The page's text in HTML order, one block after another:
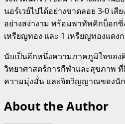
นอร์เวย์ไปได้อย่างขาดลอย 3-0 เ
อย่างสง่างาม พร้อมพาทัพคิกบ็อกซิ่
เหรียญทอง และ 1 เหรียญทองแดง
นับเป็นอีกหนึ่งความภาคภูมิใจของ
วิทยาศาสตร์การกีฬาและสุขภาพ
ความมุ่งมั่น และจิตวิญญาณของนั
About the Author